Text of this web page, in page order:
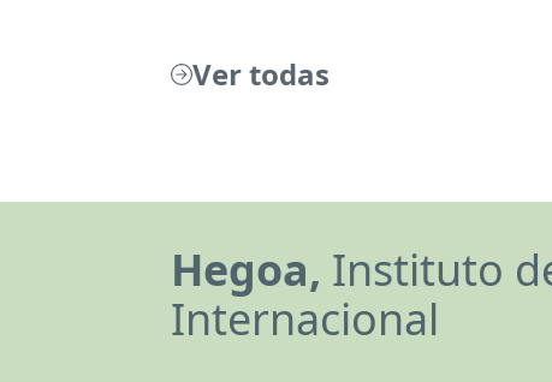
Ver todas
Hegoa, Instituto
Internacional